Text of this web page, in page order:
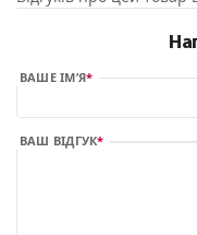
ВАШЕ ІМ’Я
ВАШ ВІДГУК